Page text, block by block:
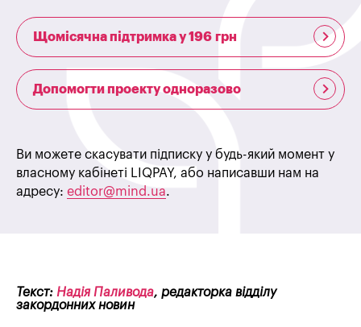
Щомісячна підтримка у 196 грн
Допомогти проекту одноразово
Ви можете скасувати підписку у будь-який момент у
власному кабінеті LIQPAY, або написавши нам на
адресу: editor@mind.ua.
Текст: Надія Паливода, редакторка відділу
закордонних новин